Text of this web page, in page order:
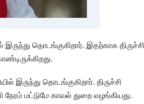
தொடங்குகிறார். இதற்காக திருச்சி
இருந்து தொடங்குகிறார். திருச்சி
மட்டுமே காவல் துறை வழங்கியது.